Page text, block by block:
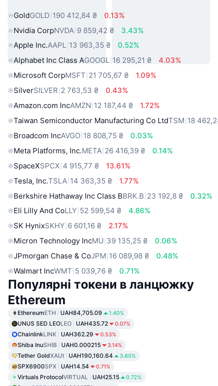
GoldGOLD 190 412,84 ₴
0.13%
Nvidia CorpNVDA 9 859,42 ₴
3.43%
Apple Inc.AAPL 13 963,35 ₴
0.52%
Alphabet Inc Class AGOOGL 16 295,21 ₴
4.03%
Microsoft CorpMSFT 21 705,67 ₴
1.09%
SilverSILVER 2 763,53 ₴
0.43%
Amazon.com IncAMZN 12 187,44 ₴
1.72%
Taiwan Semiconductor Manufacturing Co LtdTSM 18
Broadcom IncAVGO 18 808,75 ₴
0.03%
Meta Platforms, Inc.META 26 416,39 ₴
0.14%
SpaceXSPCX 4 915,77 ₴
13.61%
Tesla, Inc.TSLA 14 363,35 ₴
1.77%
Berkshire Hathaway Inc Class BBRK.B 23 192,8 ₴
0.32%
Eli Lilly And CoLLY 52 599,54 ₴
4.86%
SK HynixSKHY 6 601,16 ₴
2.17%
Micron Technology IncMU 39 135,25 ₴
0.06%
JPmorgan Chase & CoJPM 16 089,98 ₴
0.48%
Walmart IncWMT 5 039,76 ₴ 0.71%
Популярні токени в ланцюжку
Ethereum
EthereumETH UAH84,705.09 1.40%
UNUS SED LEOLEO UAH435.72 0.07%
ChainlinkLINK UAH362.29 0.53%
Shiba InuSHIB UAH0.000215 3.14%
Tether GoldXAUt UAH190,160.64 3.60%
SPX6900SPX UAH14.54 0.71%
Virtuals ProtocolVIRTUAL UAH25.15 0.72%